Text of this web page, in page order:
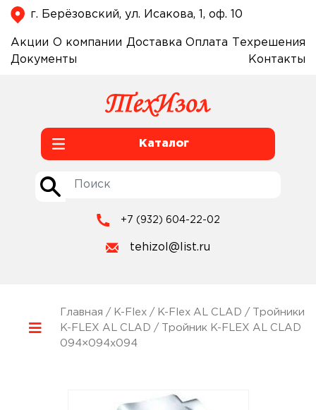
г. Берёзовский, ул. Исакова, 1, оф. 10
Акции О компании Доставка Оплата
Техрешения
Документы
Контакты
Каталог
+7 (932) 604-22-02
tehizol@list.ru
Главная / K-Flex/ K-Flex AL CLAD /
Тройники
K-FLEX AL CLAD / Тройник K-FLEX AL CLAD
094×094х094